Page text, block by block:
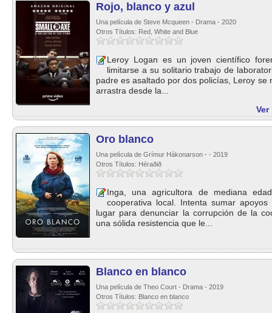
Rojo, blanco y azul
Una película de Steve Mcqueen - Drama - 2020
Otros Títulos: Red, White and Blue
Leroy Logan es un joven científico
limitarse a su solitario trabajo de
padre es asaltado por dos policías, Leroy se
arrastra desde la...
Oro blanco
Una película de Grímur Hákonarson - - 2019
Otros Títulos: Héraðið
Inga, una agricultora de mediana
cooperativa local. Intenta sumar
lugar para denunciar la corrupción de la
una sólida resistencia que le...
Blanco en blanco
Una película de Theo Court - Drama - 2019
Otros Títulos: Blanco en blanco